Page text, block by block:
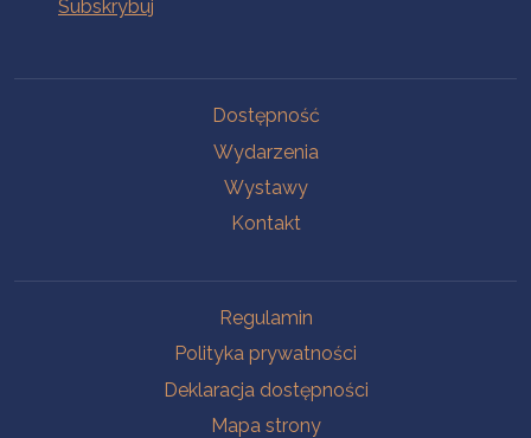
Dostępność
Wydarzenia
Wystawy
Kontakt
Regulamin
Polityka prywatności
Deklaracja dostępności
Mapa strony